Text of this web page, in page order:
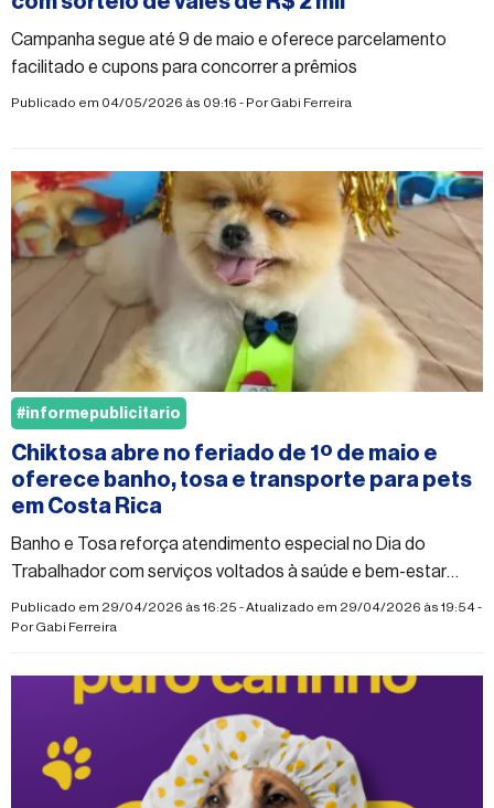
Campanha segue até 9 de maio e oferece parcelamento
facilitado e cupons para concorrer a prêmios
Publicado em 04/05/2026 às 09:16 - PorGabi Ferreira
Chiktosa abre no feriado de 1º de maio e
oferece banho, tosa e transporte para pets
em Costa Rica
Banho e Tosa reforça atendimento especial no Dia do
Trabalhador com serviços voltados à saúde e bem-estar
animal
Publicado em 29/04/2026 às 16:25 - Atualizado em 29/04/2026 às 19:54 -
PorGabi Ferreira
#informepublicitario